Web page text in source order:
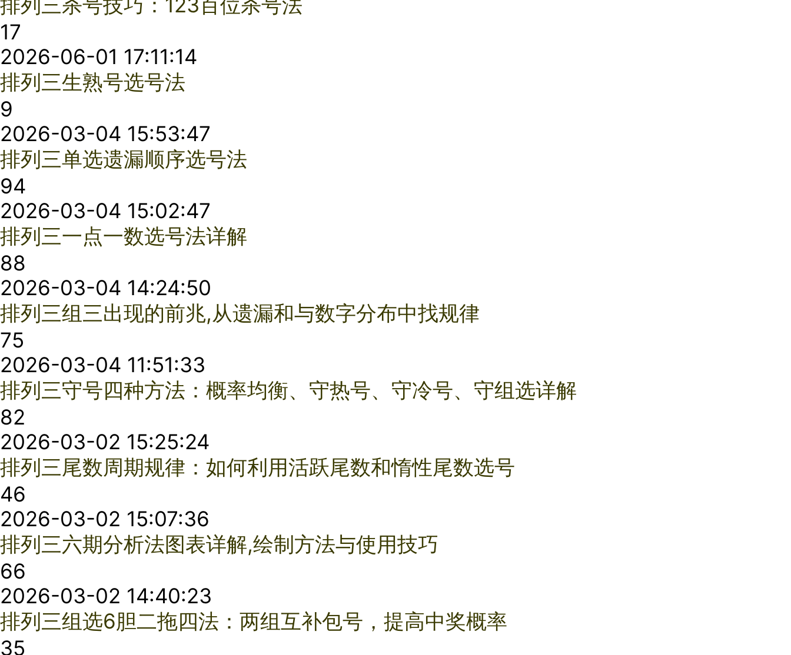
22
2026-02-03 17:28:39
精通排列三扩大A型选号方法提高命中效率
浅谈排列三的单选技巧和策略
67
2026-02-03 16:51:26
排列三不容被忽视的重号与邻号的选择
2026-02-03 15:58:30
使用排列三杂六分析法分类筛选重要号码
7
2026-02-03 15:33:41
排列3组选包号法：中小彩民的求胜之道
61
2026-01-31 17:55:19
解读高端选号法, 排列三摩尔斯选号法
46
搜集开奖号码近十期表分析判断排列三组三类型技巧
77
2026-01-29 11:20:56
详解排列三二码分类, 追寻二码组合的规律
2026-01-29 10:50:29
排列三寻找胆码的三种途径
80
2026-01-29 09:49:34
排列三上期开奖号与组选号的差值定下期胆码
68
2025-11-28 14:10:58
排列三位和与位差选号法技巧
21
排列三中间数定位两码分析思路
45
2025-12-01 09:21:30
排列三九宫格选号法及经典结构口诀
2025-12-01 09:58:00
实践观察的排列三杀两码组合方法
43
2025-12-01 16:43:22
排列三技巧之数字平衡法
61
2025-12-01 17:32:53
排列三选号不再愁！"万能六码"拆解指南，新手秒懂
30
如何提升排列3中奖率？六个实用技巧与策略详解
1
2025-12-03 11:12:26
排列3冷热号分析
2025-12-04 10:12:41
掌握杀2码技巧，轻松玩转排列三
97
2025-12-05 09:23:30
排列三杀1码新手也能轻松掌握的技巧
37
2025-12-05 10:01:16
如何使用排列三绕胆图
88